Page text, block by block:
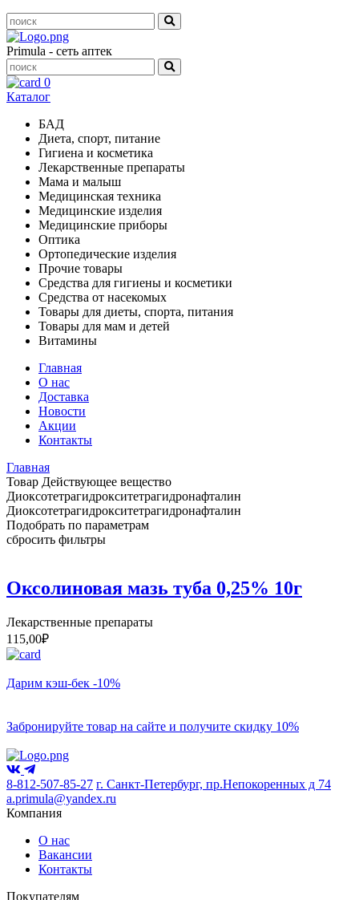
Primula - сеть аптек
0
Каталог
БАД
Диета, спорт, питание
Гигиена и косметика
Лекарственные препараты
Мама и малыш
Медицинская техника
Медицинские изделия
Медицинские приборы
Оптика
Ортопедические изделия
Прочие товары
Средства для гигиены и косметики
Средства от насекомых
Товары для диеты, спорта, питания
Товары для мам и детей
Витамины
Главная
О нас
Доставка
Новости
Акции
Контакты
Главная
Товар Действующее вещество
Диоксотетрагидрокситетрагидронафталин
Диоксотетрагидрокситетрагидронафталин
Подобрать по параметрам
сбросить фильтры
Оксолиновая мазь туба 0,25% 10г
Лекарственные препараты
115,00₽
Дарим кэш-бек -10%
Забронируйте товар на сайте и получите скидку 10%
8-812-507-85-27 г. Санкт-Петербург, пр.Непокоренных д 74
a.primula@yandex.ru
Компания
О нас
Вакансии
Контакты
Покупателям